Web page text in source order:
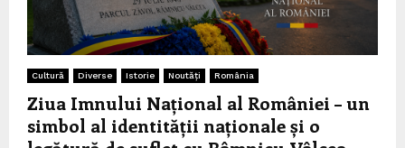
Cultură Diverse Istorie Noutăți România
Ziua Imnului Național al României – un
simbol al identității naționale și o